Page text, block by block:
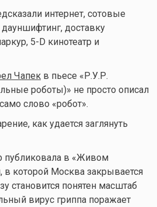
интернет, сотовые
доставку
5-D кинотеатр и
Чапекв пьесе «Р.У.Р.
роботы)» не просто описал
слово «робот».
как удается заглянуть
публиковала в «Живом
в которой Москва закрывается
становится понятен масштаб
вирус гриппа поражает